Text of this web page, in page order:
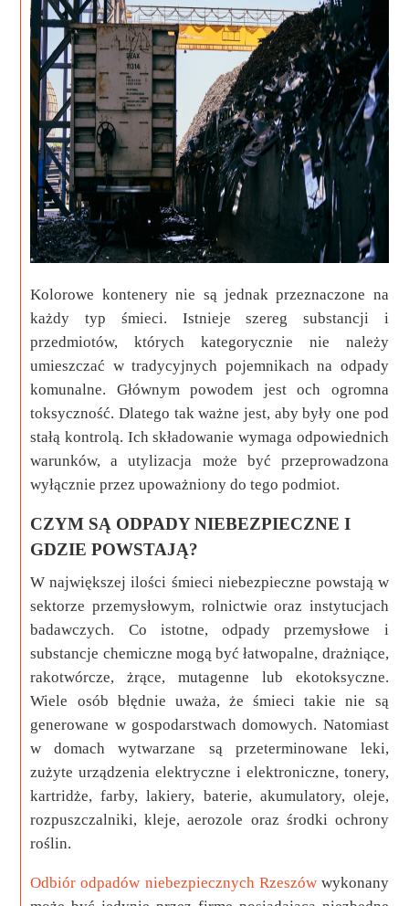
Kolorowe kontenery nie są jednak przeznaczone na
każdy typ śmieci. Istnieje szereg substancji i
przedmiotów, których kategorycznie nie należy
umieszczać w tradycyjnych pojemnikach na odpady
komunalne. Głównym powodem jest och ogromna
toksyczność. Dlatego tak ważne jest, aby były one pod
stałą kontrolą. Ich składowanie wymaga odpowiednich
warunków, a utylizacja może być przeprowadzona
wyłącznie przez upoważniony do tego podmiot.
CZYM SĄ ODPADY NIEBEZPIECZNE I
GDZIE POWSTAJĄ?
W największej ilości śmieci niebezpieczne powstają w
sektorze przemysłowym, rolnictwie oraz instytucjach
badawczych. Co istotne, odpady przemysłowe i
substancje chemiczne mogą być łatwopalne, drażniące,
rakotwórcze, żrące, mutagenne lub ekotoksyczne.
Wiele osób błędnie uważa, że śmieci takie nie są
generowane w gospodarstwach domowych. Natomiast
w domach wytwarzane są przeterminowane leki,
zużyte urządzenia elektryczne i elektroniczne, tonery,
kartridże, farby, lakiery, baterie, akumulatory, oleje,
rozpuszczalniki, kleje, aerozole oraz środki ochrony
roślin.
Odbiór odpadów niebezpiecznych Rzeszówwykonany